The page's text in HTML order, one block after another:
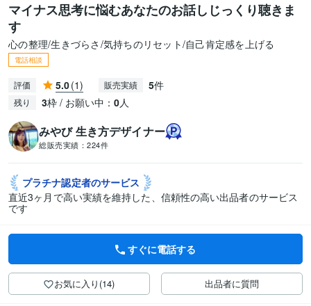
マイナス思考に悩むあなたのお話しじっくり聴きま
す
心の整理/生きづらさ/気持ちのリセット/自己肯定感を上げる
電話相談
評価 5.0(1) 販売実績 5件
残り 3枠 / お願い中： 0人
みやび 生き方デザイナー
総販売実績： 224件
プラチナ認定者のサービス
直近3ヶ月で高い実績を維持した、信頼性の高い出品者のサービス
です
すぐに電話する
お気に入り(14) 出品者に質問